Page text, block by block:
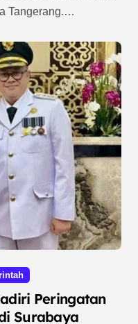
Tangerang.…
Peringatan
Surabaya